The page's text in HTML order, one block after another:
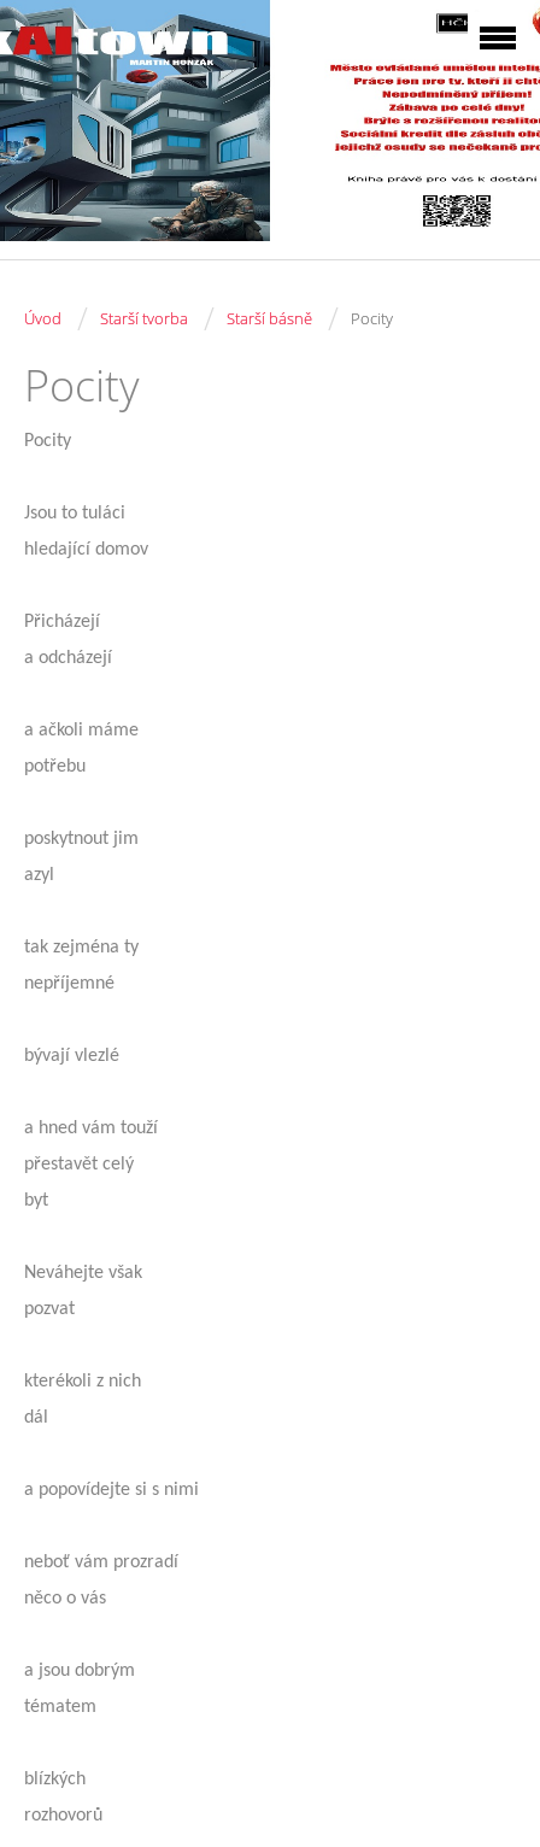
Úvod / Starší tvorba / Starší básně / Pocity
Pocity
Pocity
Jsou to tuláci
hledající domov
Přicházejí
a odcházejí
a ačkoli máme
potřebu
poskytnout jim
azyl
tak zejména ty
nepříjemné
bývají vlezlé
a hned vám touží
přestavět celý
byt
Neváhejte však
pozvat
kterékoli z nich
dál
a popovídejte si s nimi
neboť vám prozradí
něco o vás
a jsou dobrým
tématem
blízkých
rozhovorů